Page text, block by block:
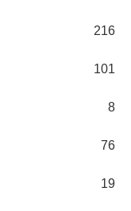
216
101
8
76
19